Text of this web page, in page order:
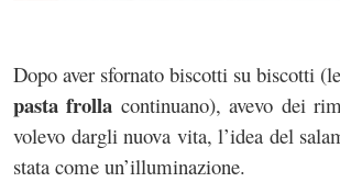
Dopo aver sfornato biscotti su biscotti
pasta frolla continuano), avevo dei
volevo dargli nuova vita, l’idea del
stata come un’illuminazione.